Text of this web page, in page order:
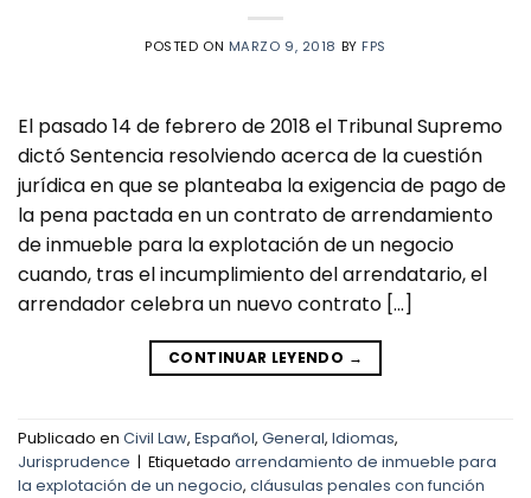
POSTED ON MARZO 9, 2018 BY FPS
El pasado 14 de febrero de 2018 el Tribunal Supremo
dictó Sentencia resolviendo acerca de la cuestión
jurídica en que se planteaba la exigencia de pago de
la pena pactada en un contrato de arrendamiento
de inmueble para la explotación de un negocio
cuando, tras el incumplimiento del arrendatario, el
arrendador celebra un nuevo contrato […]
CONTINUAR LEYENDO →
Publicado en Civil Law, Español, General, Idiomas,
Jurisprudence | Etiquetado arrendamiento de inmueble para
la explotación de un negocio, cláusulas penales con función